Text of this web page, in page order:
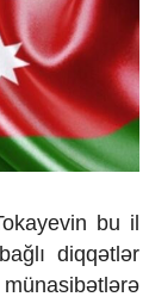
bu il
diqqətlər